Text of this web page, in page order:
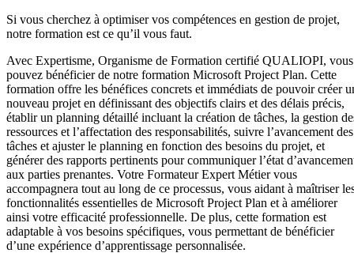
Si vous cherchez à optimiser vos compétences en gestion de projet,
notre formation est ce qu’il vous faut.
Avec Expertisme, Organisme de Formation certifié QUALIOPI, vous
pouvez bénéficier de notre formation Microsoft Project Plan. Cette
formation offre les bénéfices concrets et immédiats de pouvoir créer
nouveau projet en définissant des objectifs clairs et des délais précis,
établir un planning détaillé incluant la création de tâches, la gestion
ressources et l’affectation des responsabilités, suivre l’avancement des
tâches et ajuster le planning en fonction des besoins du projet, et
générer des rapports pertinents pour communiquer l’état
aux parties prenantes. Votre Formateur Expert Métier vous
accompagnera tout au long de ce processus, vous aidant à maîtriser
fonctionnalités essentielles de Microsoft Project Plan et à améliorer
ainsi votre efficacité professionnelle. De plus, cette formation est
adaptable à vos besoins spécifiques, vous permettant de bénéficier
d’une expérience d’apprentissage personnalisée.